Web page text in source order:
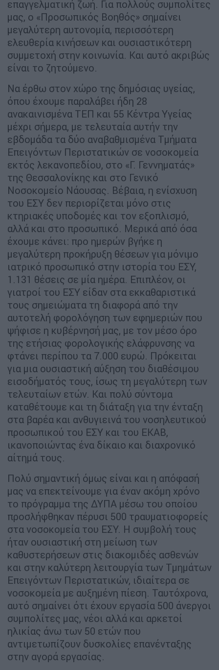
επαγγελματική ζωή. Για πολλούς συμπολίτες
μας, ο «Προσωπικός Βοηθός» σημαίνει
μεγαλύτερη αυτονομία, περισσότερη
ελευθερία κινήσεων και ουσιαστικότερη
συμμετοχή στην κοινωνία. Και αυτό ακριβώς
είναι το ζητούμενο.
Να έρθω στον χώρο της δημόσιας υγείας,
όπου έχουμε παραλάβει ήδη 28
ανακαινισμένα ΤΕΠ και 55 Κέντρα Υγείας
μέχρι σήμερα, με τελευταία αυτήν την
εβδομάδα τα δύο αναβαθμισμένα Τμήματα
Επειγόντων Περιστατικών σε νοσοκομεία
εκτός λεκανοπεδίου, στο «Γ. Γεννηματάς»
της Θεσσαλονίκης και στο Γενικό
Νοσοκομείο Νάουσας. Βέβαια, η ενίσχυση
του ΕΣΥ δεν περιορίζεται μόνο στις
κτηριακές υποδομές και τον εξοπλισμό,
αλλά και στο προσωπικό. Μερικά από όσα
έχουμε κάνει: προ ημερών βγήκε η
μεγαλύτερη προκήρυξη θέσεων για μόνιμο
ιατρικό προσωπικό στην ιστορία του ΕΣΥ,
1.131 θέσεις σε μία ημέρα. Επιπλέον, οι
γιατροί του ΕΣΥ είδαν στα εκκαθαριστικά
τους σημειώματα τη διαφορά από την
αυτοτελή φορολόγηση των εφημεριών που
ψήφισε η κυβέρνησή μας, με τον μέσο όρο
της ετήσιας φορολογικής ελάφρυνσης να
φτάνει περίπου τα 7.000 ευρώ. Πρόκειται
για μια ουσιαστική αύξηση του διαθέσιμου
εισοδήματός τους, ίσως τη μεγαλύτερη των
τελευταίων ετών. Και πολύ σύντομα
καταθέτουμε και τη διάταξη για την ένταξη
στα βαρέα και ανθυγιεινά του νοσηλευτικού
προσωπικού του ΕΣΥ και του ΕΚΑΒ,
ικανοποιώντας ένα δίκαιο και διαχρονικό
αίτημά τους.
Πολύ σημαντική όμως είναι και η απόφασή
μας να επεκτείνουμε για έναν ακόμη χρόνο
το πρόγραμμα της ΔΥΠΑ μέσω του οποίου
προσλήφθηκαν πέρυσι 500 τραυματιοφορείς
στα νοσοκομεία του ΕΣΥ. Η συμβολή τους
ήταν ουσιαστική στη μείωση των
καθυστερήσεων στις διακομιδές ασθενών
και στην καλύτερη λειτουργία των Τμημάτων
Επειγόντων Περιστατικών, ιδιαίτερα σε
νοσοκομεία με αυξημένη πίεση. Ταυτόχρονα,
αυτό σημαίνει ότι έχουν εργασία 500 άνεργοι
συμπολίτες μας, νέοι αλλά και αρκετοί
ηλικίας άνω των 50 ετών που
αντιμετωπίζουν δυσκολίες επανένταξης
στην αγορά εργασίας.